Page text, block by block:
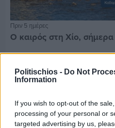
Politischios - Do Not
Information
If you wish to opt-out of the
processing of your personal or
targeted advertising by us,
Πριν 5 ημέρες
Ο καιρός στη Χίο,